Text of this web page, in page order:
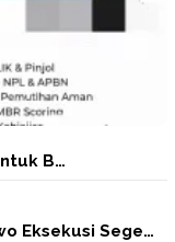
B…
Eksekusi Sege…